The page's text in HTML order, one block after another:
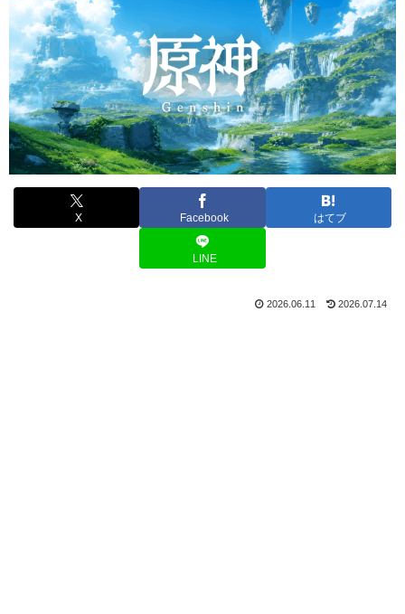
X Facebook はてブ
LINE
2026.06.11 2026.07.14